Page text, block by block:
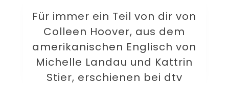
Für immer ein Teil von dir von
Colleen Hoover, aus dem
amerikanischen Englisch von
Michelle Landau und Kattrin
Stier, erschienen bei dtv